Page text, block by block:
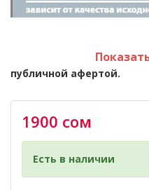
*** Размещённая на
публичной афертой.
изменены фирмой-
предварительного
страны производителя
избежание проблем
консультантами.
1900 сом
Есть в наличии